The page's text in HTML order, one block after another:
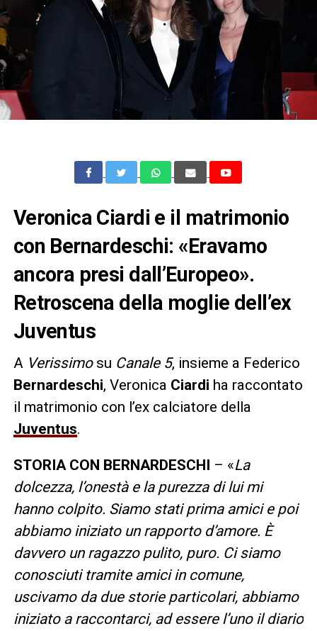
Veronica Ciardi e il matrimonio
con Bernardeschi: «Eravamo
ancora presi dall’Europeo».
Retroscena della moglie dell’ex
Juventus
A Verissimo su Canale 5, insieme a Federico
Bernardeschi, Veronica Ciardi ha raccontato
il matrimonio con l’ex calciatore della
Juventus.
STORIA CON BERNARDESCHI – «La
dolcezza, l’onestà e la purezza di lui mi
hanno colpito. Siamo stati prima amici e poi
abbiamo iniziato un rapporto d’amore. È
davvero un ragazzo pulito, puro. Ci siamo
conosciuti tramite amici in comune,
uscivamo da due storie particolari, abbiamo
iniziato a raccontarci, ad essere l’uno il diario